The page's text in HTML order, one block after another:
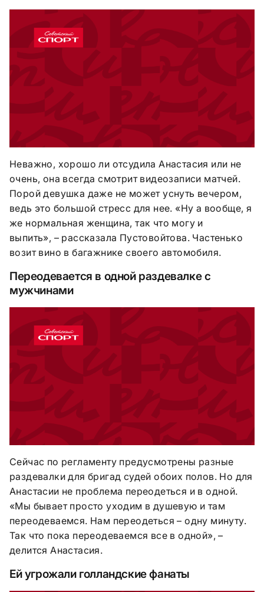
Неважно, хорошо ли отсудила Анастасия или не
очень, она всегда смотрит видеозаписи матчей.
Порой девушка даже не может уснуть вечером,
ведь это большой стресс для нее. «Ну а вообще, я
же нормальная женщина, так что могу и
выпить», – рассказала Пустовойтова. Частенько
возит вино в багажнике своего автомобиля.
Переодевается в одной раздевалке с
мужчинами
Сейчас по регламенту предусмотрены разные
раздевалки для бригад судей обоих полов. Но для
Анастасии не проблема переодеться и в одной.
«Мы бывает просто уходим в душевую и там
переодеваемся. Нам переодеться – одну минуту.
Так что пока переодеваемся все в одной», –
делится Анастасия.
Ей угрожали голландские фанаты